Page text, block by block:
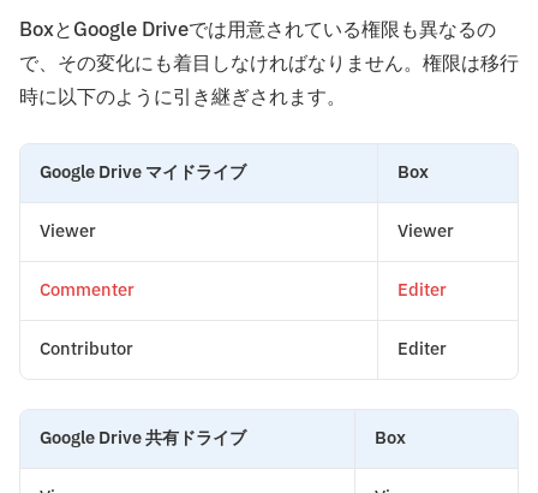
BoxとGoogle Driveでは用意されている権限も異なるの
で、その変化にも着目しなければなりません。権限は移行
時に以下のように引き継ぎされます。
Google Drive マイドライブ Box
Viewer Viewer
Commenter Editer
Contributor Editer
Google Drive 共有ドライブ Box